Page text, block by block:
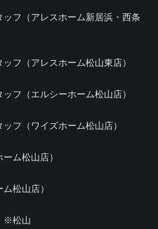
ッフ（アレスホーム新居浜・西条
フ（アレスホーム松山東店）
フ（エルシーホーム松山店）
フ（ワイズホーム松山店）
ム松山店）
松山店）
※松山